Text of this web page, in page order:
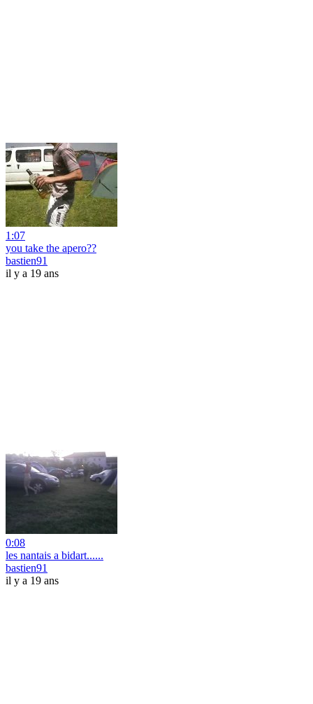
1:07
you take the apero??
bastien91
il y a 19 ans
0:08
les nantais a bidart......
bastien91
il y a 19 ans